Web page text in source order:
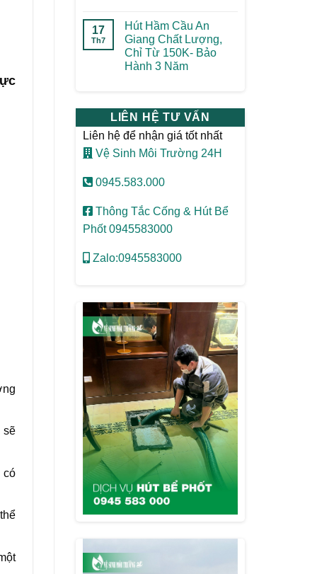
sẽ
có
17
Th7
Hút Hầm Cầu An
Giang Chất Lượng,
Chỉ Từ 150K- Bảo
Hành 3 Năm
LIÊN HỆ TƯ VẤN
Liên hệ để nhận giá tốt nhất
Vệ Sinh Môi Trường 24H
0945.583.000
Thông Tắc Cống & Hút Bể
Phốt 0945583000
Zalo:0945583000